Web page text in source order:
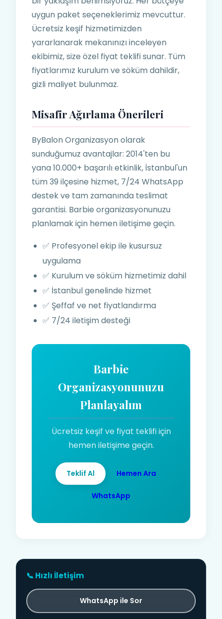
uygun paket seçeneklerimiz mevcuttur.
Ücretsiz keşif hizmetimizden
yararlanarak mekanınızı inceleyen
ekibimiz, size özel fiyat teklifi sunar. Tüm
fiyatlarımız kurulum ve söküm dahildir,
gizli maliyet bulunmaz.
Misafir Ağırlama Önerileri
ByBalon Organizasyon olarak
sunduğumuz avantajlar: 2014'ten bu
yana 10.000+ başarılı etkinlik, İstanbul'un
tüm 39 ilçesine hizmet, 7/24 WhatsApp
destek ve tam zamanında teslimat
garantisi. Barbie organizasyonunuzu
planlamak için hemen iletişime geçin.
✅ Profesyonel ekip ile kusursuz
uygulama
✅ Kurulum ve söküm hizmetimiz dahil
✅ İstanbul genelinde hizmet
✅ Şeffaf ve net fiyatlandırma
✅ 7/24 iletişim desteği
Barbie
Organizasyonunuzu
Planlayalım
Ücretsiz keşif ve fiyat teklifi için
hemen iletişime geçin.
Teklif Al Hemen Ara
WhatsApp
📞 Hızlı İletişim
WhatsApp ile Sor